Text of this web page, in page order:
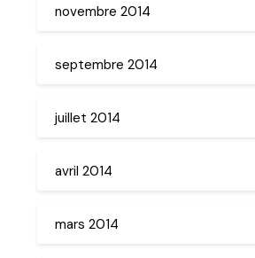
novembre 2014
septembre 2014
juillet 2014
avril 2014
mars 2014